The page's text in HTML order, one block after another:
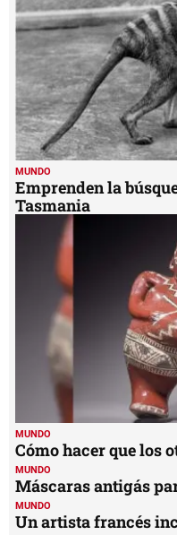
MUNDO
Emprenden la
Tasmania
MUNDO
Cómo hacer que los
MUNDO
Máscaras antigás
MUNDO
Un artista francés